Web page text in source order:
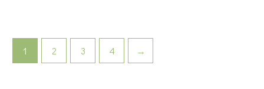
1 2 3 4 →